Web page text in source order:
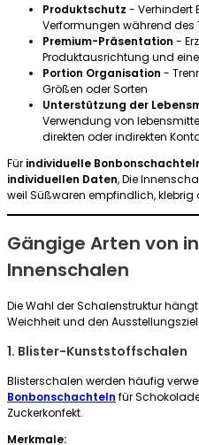
Produktschutz - Verhindert
Verformungen während des
Premium-Präsentation -
Produktausrichtung und
Portion Organisation -
Größen oder Sorten
Unterstützung der
Verwendung von
direkten oder indirekten
Für individuelle
individuellen Daten, Die
weil Süßwaren empfindlich,
Gängige Arten von
Innenschalen
Die Wahl der Schalenstruktur
Weichheit und den
1. Blister-Kunststoffschalen
Blisterschalen werden häufig
Bonbonschachteln für
Zuckerkonfekt.
Merkmale: